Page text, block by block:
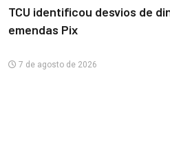
TCU identificou desvios de
emendas Pix
7 de agosto de 2026